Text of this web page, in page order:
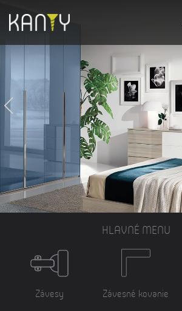
HLAVNÉ MENU
Závesy Závesné kovanie